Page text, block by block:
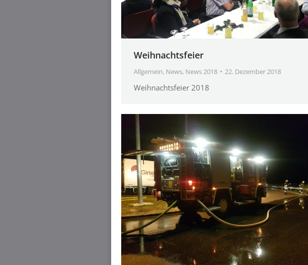
Weihnachtsfeier
Allgemein, News, News 2018 22. Dezember 2018
Weihnachtsfeier 2018